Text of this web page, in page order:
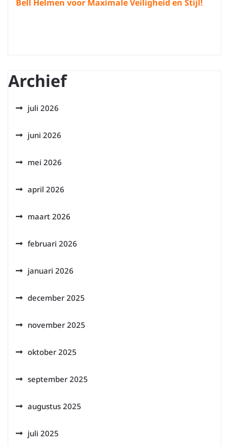
Bell Helmen voor Maximale Veiligheid en Stijl!
Archief
juli 2026
juni 2026
mei 2026
april 2026
maart 2026
februari 2026
januari 2026
december 2025
november 2025
oktober 2025
september 2025
augustus 2025
juli 2025